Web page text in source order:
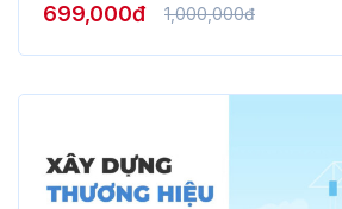
699,000đ 1,000,000đ